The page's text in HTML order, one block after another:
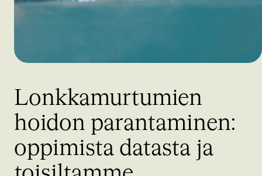
Lonkkamurtumien
hoidon parantaminen:
oppimista datasta ja